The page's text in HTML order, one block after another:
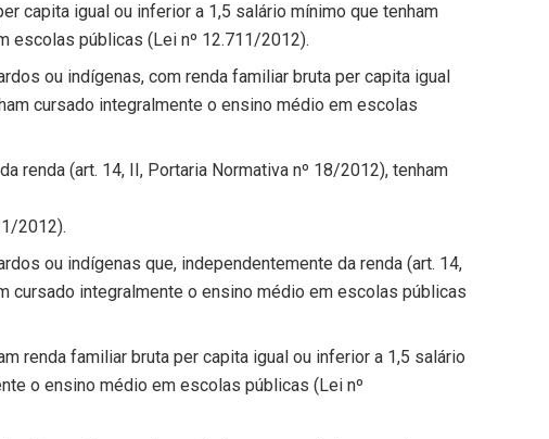
capita igual ou inferior a 1,5 salário mínimo que tenham
escolas públicas (Lei nº 12.711/2012).
ou indígenas, com renda familiar bruta per capita igual
cursado integralmente o ensino médio em escolas
renda (art. 14, II, Portaria Normativa nº 18/2012), tenham
2012).
ou indígenas que, independentemente da renda (art. 14,
cursado integralmente o ensino médio em escolas públicas
renda familiar bruta per capita igual ou inferior a 1,5 salário
o ensino médio em escolas públicas (Lei nº